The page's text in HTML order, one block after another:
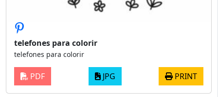
telefones para colorir
telefones para colorir
PDF JPG PRINT